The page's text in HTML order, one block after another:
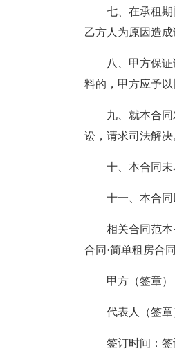
七、在承租
乙方人为原因造
八、甲方保
料的，甲方应予以
九、就本合
讼，请求司法解决
十、本合同
十一、本合同
相关合同范本
合同·简单租房合
甲方（签章）
代表人（签章
签订时间：签